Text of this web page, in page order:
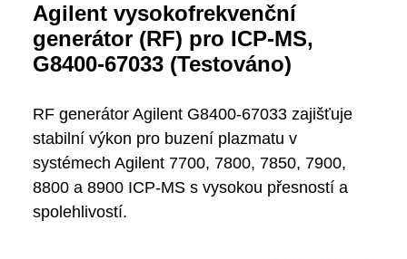
Agilent vysokofrekvenční
generátor (RF) pro ICP-MS,
G8400-67033 (Testováno)
RF generátor Agilent G8400-67033 zajišťuje
stabilní výkon pro buzení plazmatu v
systémech Agilent 7700, 7800, 7850, 7900,
8800 a 8900 ICP-MS s vysokou přesností a
spolehlivostí.